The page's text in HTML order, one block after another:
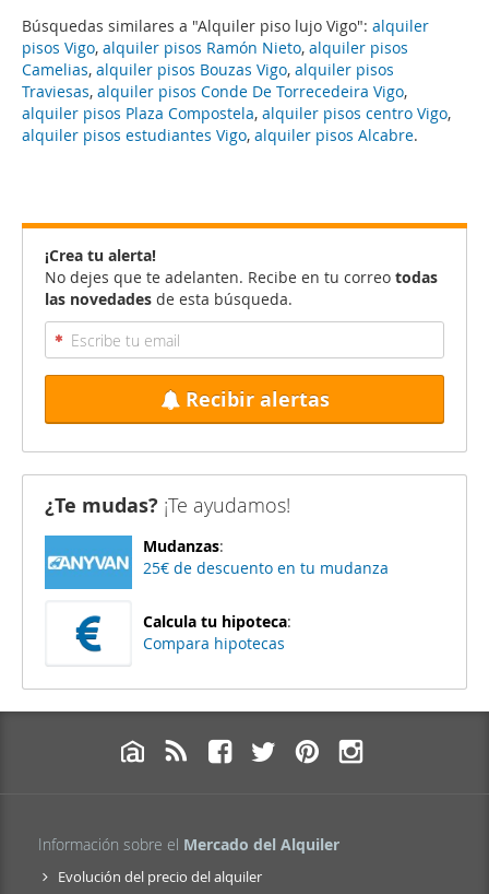
Búsquedas similares a "Alquiler piso lujo Vigo": alquiler
pisos Vigo, alquiler pisos Ramón Nieto, alquiler pisos
Camelias, alquiler pisos Bouzas Vigo, alquiler pisos
Traviesas, alquiler pisos Conde De Torrecedeira Vigo,
alquiler pisos Plaza Compostela, alquiler pisos centro Vigo,
alquiler pisos estudiantes Vigo, alquiler pisos Alcabre.
¡Crea tu alerta!
No dejes que te adelanten. Recibe en tu correo todas
las novedades de esta búsqueda.
Recibir alertas
¿Te mudas? ¡Te ayudamos!
Mudanzas:
25€ de descuento en tu mudanza
Calcula tu hipoteca:
Compara hipotecas
Información sobre el Mercado del Alquiler
Evolución del precio del alquiler